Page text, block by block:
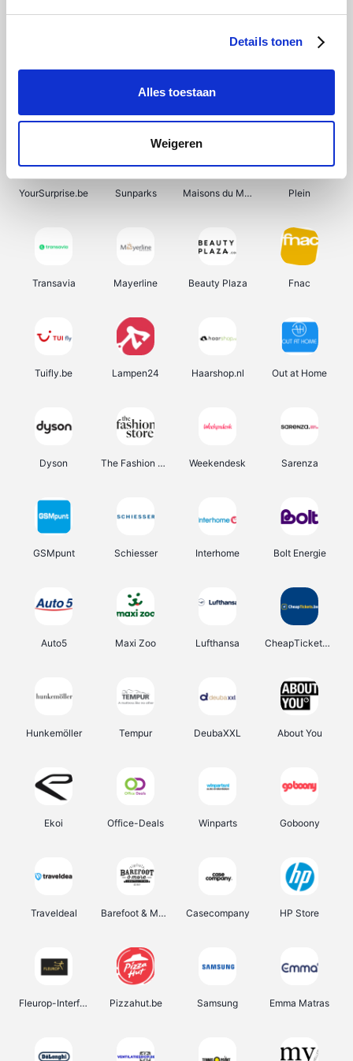
Details tonen
Alles toestaan
Weigeren
Shein Get Your Guide Bergfreunde Pazzox
YourSurprise.be Sunparks Maisons du Monde Plein
Transavia Mayerline Beauty Plaza Fnac
Tuifly.be Lampen24 Haarshop.nl Out at Home
Dyson The Fashion Store Weekendesk Sarenza
GSMpunt Schiesser Interhome Bolt Energie
Auto5 Maxi Zoo Lufthansa CheapTickets.be
Hunkemöller Tempur DeubaXXL About You
Ekoi Office-Deals Winparts Goboony
Traveldeal Barefoot & More Casecompany HP Store
Fleurop-Interflora Pizzahut.be Samsung Emma Matras